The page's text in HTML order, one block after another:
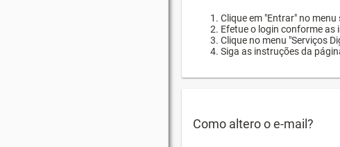
Clique em "Entrar" no menu
Efetue o login conforme as
Clique no menu "Serviços
Siga as instruções da
Como altero o e-mail?